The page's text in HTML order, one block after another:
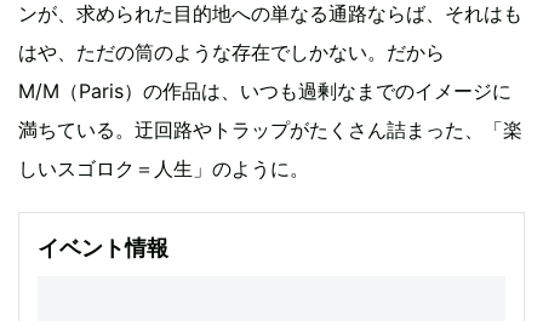
ンが、求められた目的地への単なる通路ならば、それはも
はや、ただの筒のような存在でしかない。だから
M/M（Paris）の作品は、いつも過剰なまでのイメージに
満ちている。迂回路やトラップがたくさん詰まった、「楽
しいスゴロク＝人生」のように。
イベント情報